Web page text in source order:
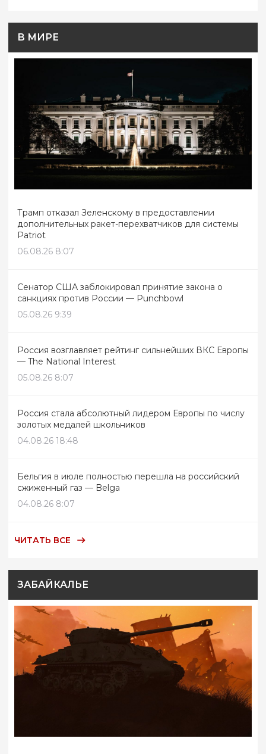
В МИРЕ
Трамп отказал Зеленскому в предоставлении
дополнительных ракет-перехватчиков для системы
Patriot
06.08.26 8:07
Сенатор США заблокировал принятие закона о
санкциях против России — Punchbowl
05.08.26 9:39
Россия возглавляет рейтинг сильнейших ВКС Европы
— The National Interest
05.08.26 8:07
Россия стала абсолютный лидером Европы по числу
золотых медалей школьников
04.08.26 18:48
Бельгия в июле полностью перешла на российский
сжиженный газ — Belga
04.08.26 8:07
ЧИТАТЬ ВСЕ
ЗАБАЙКАЛЬЕ